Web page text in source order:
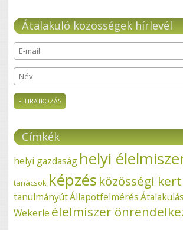
Átalakuló közösségek hírlevél
E-mail*
Név
Címkék
helyi gazdaság helyi
tanácsok képzés közösségi kert
tanulmányútÁllapotfelmérés Átalakulás
Wekerle élelmiszer